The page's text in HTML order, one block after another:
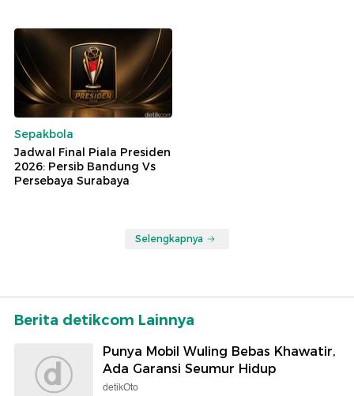
Sepakbola
Jadwal Final Piala Presiden
2026: Persib Bandung Vs
Persebaya Surabaya
Selengkapnya
Berita detikcom Lainnya
Punya Mobil Wuling Bebas Khawatir,
Ada Garansi Seumur Hidup
detikOto